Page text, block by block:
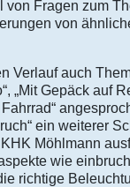
Fragen zum
von
Verlauf auch
„Mit Gepäck auf
ein weiterer
Möhlmann
wie
richtige